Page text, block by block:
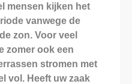
mensen kijken het
vanwege de
zon. Voor veel
zomer ook een
stromen met
vol. Heeft uw zaak